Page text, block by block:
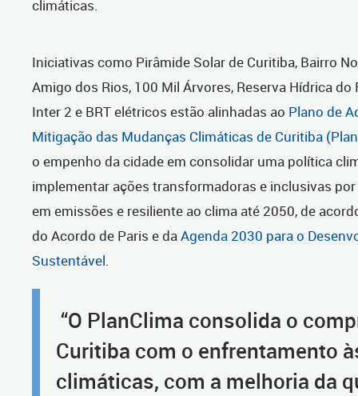
climáticas.
Iniciativas como Pirâmide Solar de Curitiba, Bairro
Amigo dos Rios, 100 Mil Árvores, Reserva Hídrica
Inter 2 e BRT elétricos estão alinhadas ao Plano de
Mitigação das Mudanças Climáticas de Curitiba
o empenho da cidade em consolidar uma política
implementar ações transformadoras e inclusivas
em emissões e resiliente ao clima até 2050, de
do Acordo de Paris e daAgenda 2030 para o
Sustentável.
“O PlanClima consolida o
Curitiba com o enfrentamento
climáticas, com a melhoria da